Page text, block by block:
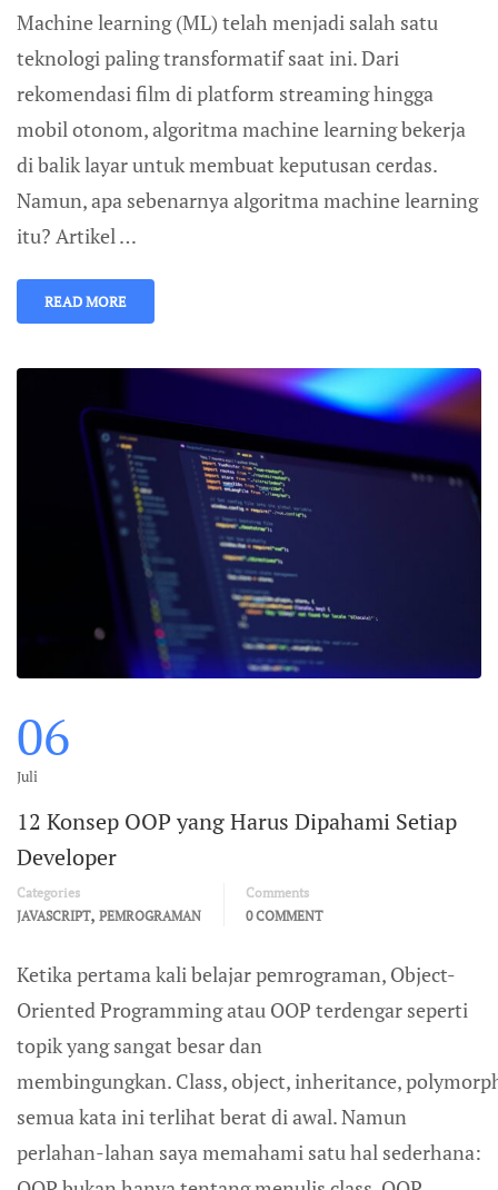
Machine learning (ML) telah menjadi salah satu
teknologi paling transformatif saat ini. Dari
rekomendasi film di platform streaming hingga
mobil otonom, algoritma machine learning bekerja
di balik layar untuk membuat keputusan cerdas.
Namun, apa sebenarnya algoritma machine learning
itu? Artikel …
READ MORE
06
Juli
12 Konsep OOP yang Harus Dipahami Setiap
Developer
Categories
JAVASCRIPT, PEMROGRAMAN
Comments
0 COMMENT
Ketika pertama kali belajar pemrograman, Object-
Oriented Programming atau OOP terdengar seperti
topik yang sangat besar dan
membingungkan. Class, object, inheritance,
semua kata ini terlihat berat di awal. Namun
perlahan-lahan saya memahami satu hal sederhana: